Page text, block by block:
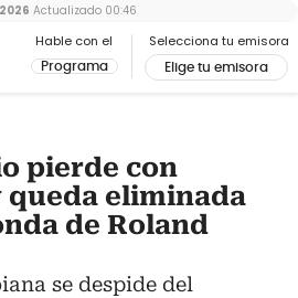
Hable con el
Programa
Selecciona tu emisora
Elige tu emisora
Actualizado 00:46
pierde con
queda eliminada
de Roland
se despide del